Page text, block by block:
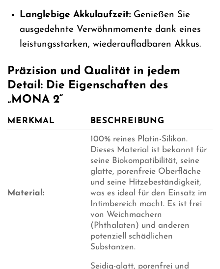
Langlebige Akkulaufzeit:Genießen Sie
ausgedehnte Verwöhnmomente dank eines
leistungsstarken, wiederaufladbaren Akkus.
Präzision und Qualität in jedem
Detail: Die Eigenschaften des
„MONA 2“
MERKMAL BESCHREIBUNG
Material:
100% reines Platin-Silikon.
Dieses Material ist bekannt für
seine Biokompatibilität, seine
glatte, porenfreie Oberfläche
und seine Hitzebeständigkeit,
was es ideal für den Einsatz im
Intimbereich macht. Es ist frei
von Weichmachern
(Phthalaten) und anderen
potenziell schädlichen
Substanzen.
Seidig-glatt, porenfrei und